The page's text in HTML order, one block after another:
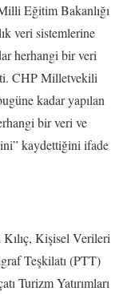
Eğitim Bakanlığı
veri sistemlerine
herhangi bir veri
CHP Milletvekili
kadar yapılan
bir veri ve
kaydettiğini ifade
Kişisel Verileri
Teşkilatı (PTT)
Turizm Yatırımları